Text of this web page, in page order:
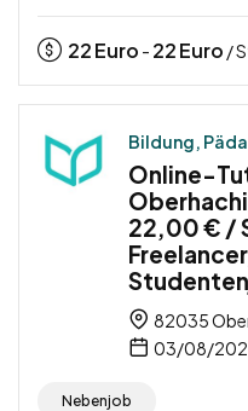
22Euro - 22Euro /
Bildung,
Online-
22,00 € /
82035
03/08/
Nebenjob